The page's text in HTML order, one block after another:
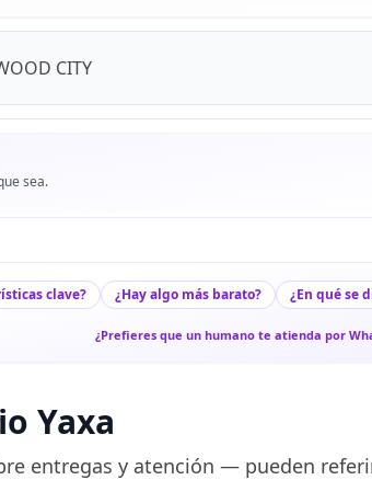
CITY
sea.
clave? ¿Hay algo más barato? ¿En qué se
¿Prefieres que un humano te atienda por
Yaxa
entregas y atención — pueden